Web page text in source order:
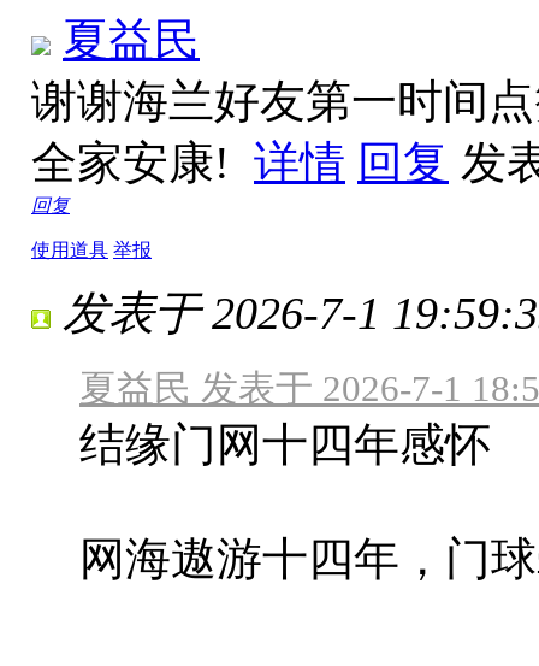
夏益民
谢谢海兰好友第一时间
全家安康! 详情 回复 发
回复
使用道具 举报
发表于 2026-7-1
夏益民 发表于 2026-7-1
结缘门网十四年感怀
网海遨游十四年，门